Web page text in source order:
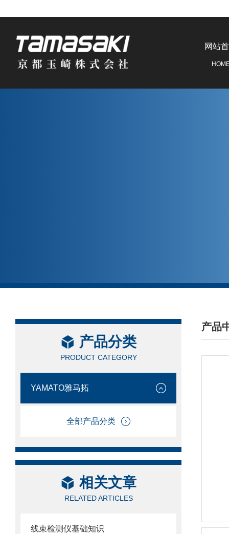
网站
产品分类
PRODUCT CATEGORY
YAMATO雅马拓
全部产品分类
相关文章
RELATED ARTICLES
线束检测仪基础知识
产品
/